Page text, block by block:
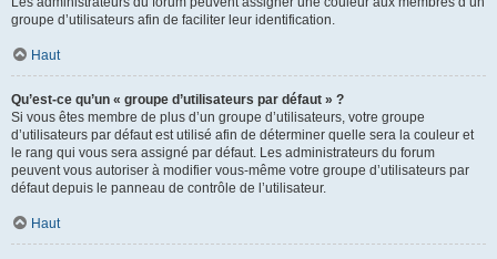
groupe d’utilisateurs afin de faciliter leur identification.
Haut
Qu’est-ce qu’un « groupe d’utilisateurs par défaut » ?
Si vous êtes membre de plus d’un groupe d’utilisateurs, votre groupe
d’utilisateurs par défaut est utilisé afin de déterminer quelle sera la couleur et
le rang qui vous sera assigné par défaut. Les administrateurs du forum
peuvent vous autoriser à modifier vous-même votre groupe d’utilisateurs par
défaut depuis le panneau de contrôle de l’utilisateur.
Haut